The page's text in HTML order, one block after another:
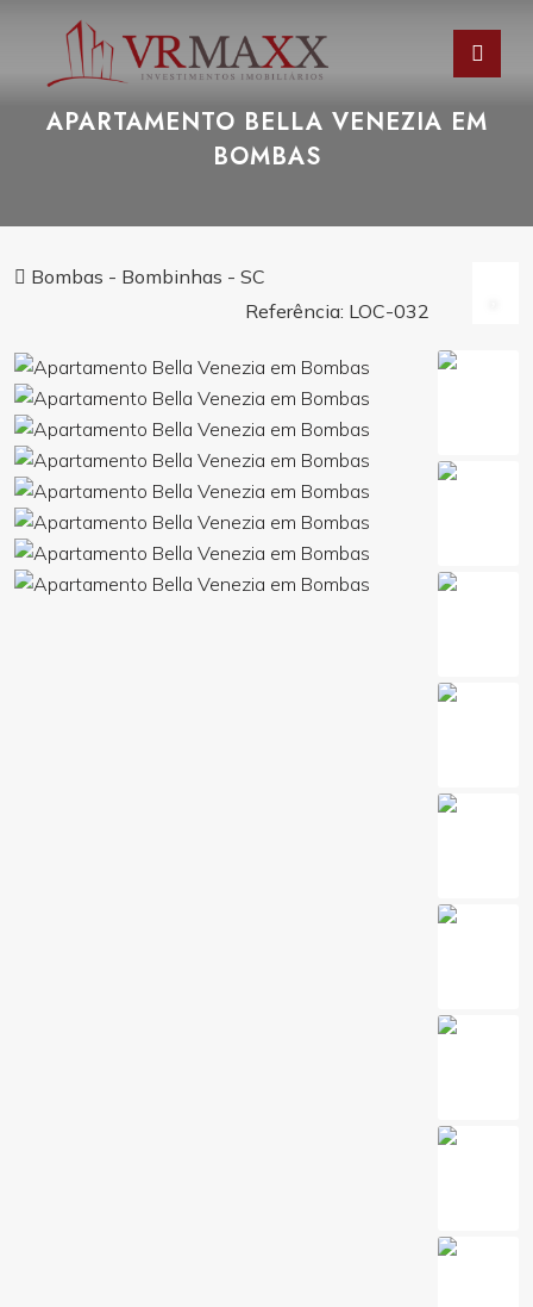
APARTAMENTO BELLA VENEZIA EM
BOMBAS
Bombas - Bombinhas - SC
Referência: LOC-032